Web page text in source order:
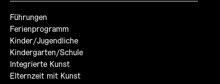
Führungen
Ferienprogramm
Kinder/Jugendliche
Kindergarten/Schule
Integrierte Kunst
Elternzeit mit Kunst